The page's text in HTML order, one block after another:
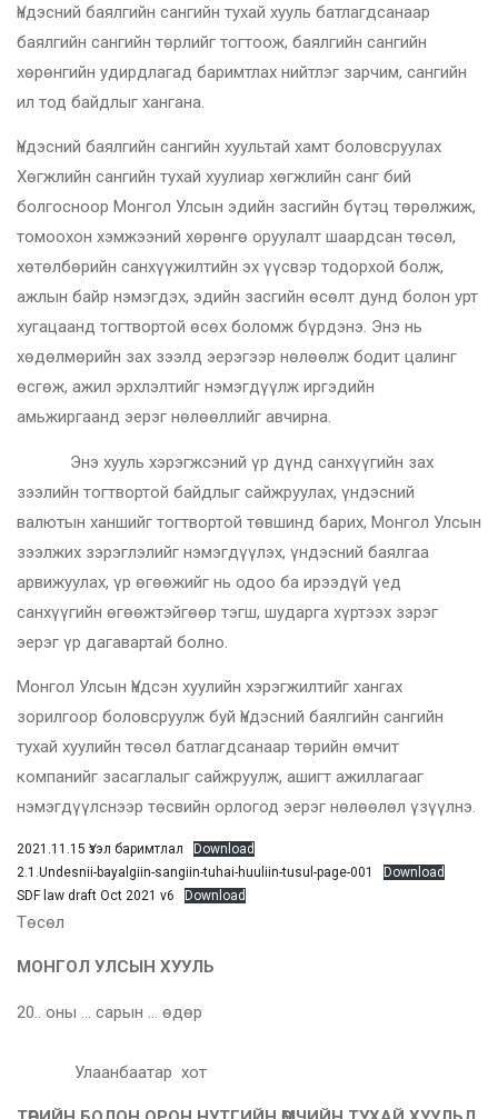
Үндэсний баялгийн сангийн тухай хууль батлагдсанаар
баялгийн сангийн төрлийг тогтоож, баялгийн сангийн
хөрөнгийн удирдлагад баримтлах нийтлэг зарчим, сангийн
ил тод байдлыг хангана.
Үндэсний баялгийн сангийн хуультай хамт боловсруулах
Хөгжлийн сангийн тухай хуулиар хөгжлийн санг бий
болгосноор Монгол Улсын эдийн засгийн бүтэц төрөлжиж,
томоохон хэмжээний хөрөнгө оруулалт шаардсан төсөл,
хөтөлбөрийн санхүүжилтийн эх үүсвэр тодорхой болж,
ажлын байр нэмэгдэх, эдийн засгийн өсөлт дунд болон урт
хугацаанд тогтвортой өсөх боломж бүрдэнэ. Энэ нь
хөдөлмөрийн зах зээлд эерэгээр нөлөөлж бодит цалинг
өсгөж, ажил эрхлэлтийг нэмэгдүүлж иргэдийн
амьжиргаанд эерэг нөлөөллийг авчирна.
Энэ хууль хэрэгжсэний үр дүнд санхүүгийн зах
зээлийн тогтвортой байдлыг сайжруулах, үндэсний
валютын ханшийг тогтвортой төвшинд барих, Монгол Улсын
зээлжих зэрэглэлийг нэмэгдүүлэх, үндэсний баялгаа
арвижуулах, үр өгөөжийг нь одоо ба ирээдүй үед
санхүүгийн өгөөжтэйгөөр тэгш, шударга хүртээх зэрэг
эерэг үр дагавартай болно.
Монгол Улсын Үндсэн хуулийн хэрэгжилтийг хангах
зорилгоор боловсруулж буй Үндэсний баялгийн сангийн
тухай хуулийн төсөл батлагдсанаар төрийн өмчит
компанийг засаглалыг сайжруулж, ашигт ажиллагааг
нэмэгдүүлснээр төсвийн орлогод эерэг нөлөөлөл үзүүлнэ.
2021.11.15 Үзэл баримтлал
Download
2.1.Undesnii-bayalgiin-sangiin-tuhai-huuliin-tusul-page-001
Download
SDF law draft Oct 2021 v6
Download
Төсөл
МОНГОЛ УЛСЫН ХУУЛЬ
20.. оны … сарын … өдөр
Улаанбаатар хот